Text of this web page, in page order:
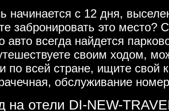
начинается с 12 дня,
забронировать это место?
авто всегда найдется
своим ходом,
по всей стране, ищите свой
обслуживание
на отели DI-NEW-